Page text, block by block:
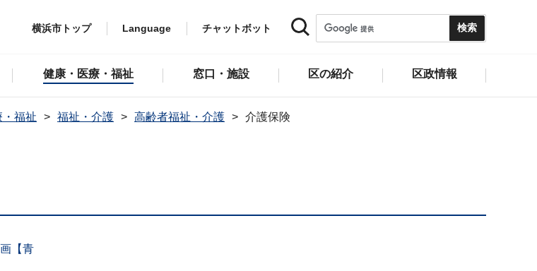
横浜市トップ Language チャットボット
健康・医療・福祉 窓口・施設 区の紹介 区政情報
福祉 福祉・介護 高齢者福祉・介護 介護保険
【青